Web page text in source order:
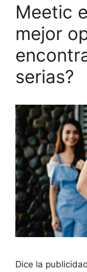
Meetic
mejor
serias?
Dice la